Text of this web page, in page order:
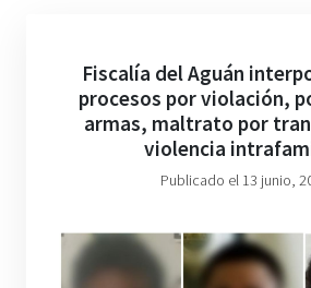
Fiscalía del Aguán
procesos por violación,
armas, maltrato por
violencia
Publicado el 13 junio,